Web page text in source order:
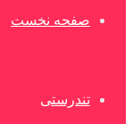
صفحه نخست
تندرستی